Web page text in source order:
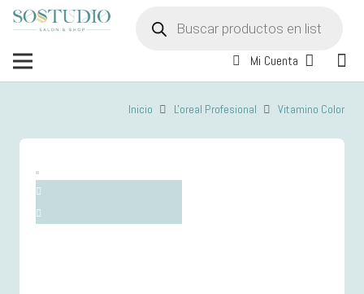
productos
Mi Cuenta
Inicio L'oreal Profesional Vitamino Color